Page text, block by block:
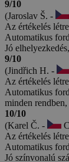
9/10
(Jaroslav Š. -
Az értékelés
Automatikus
Jó
9/10
(Jindřich H. -
Az értékelés
Automatikus
minden
10/10
(Karel Č. -
Az értékelés
Automatikus
Jó színvonalú